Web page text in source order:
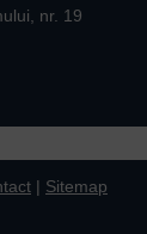
nr. 19
| Sitemap